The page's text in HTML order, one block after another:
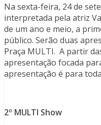
Na sexta-feira, 24 de
interpretada pela atriz
de um ano e meio, a
público. Serão duas
Praça MULTI. A partir
apresentação focada
apresentação é para
2º MULTI Show